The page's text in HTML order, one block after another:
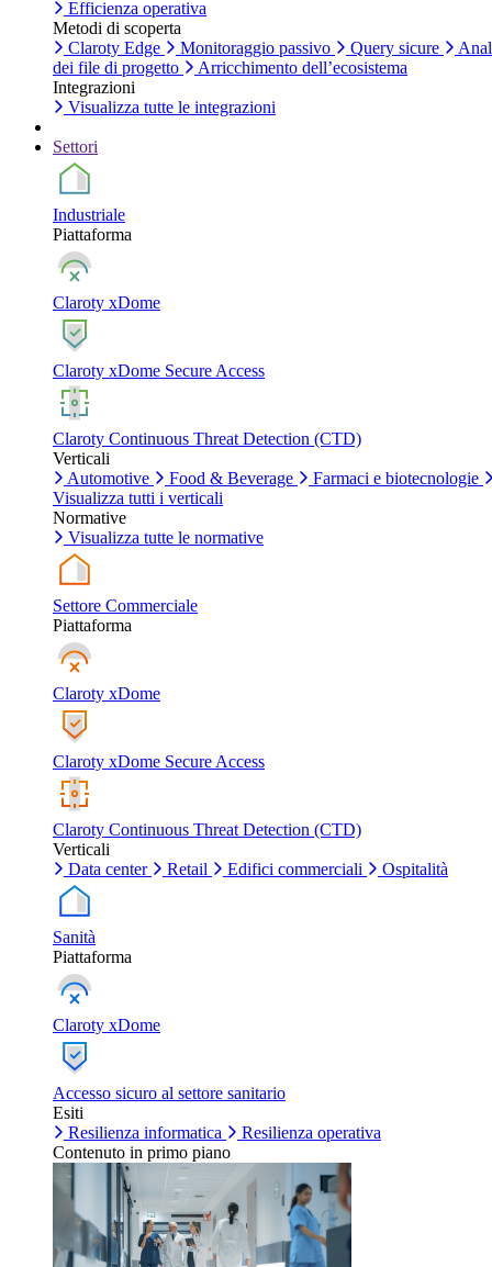
Efficienza operativa
Metodi di scoperta
Claroty Edge
Monitoraggio passivo Query sicure
dei file di progetto
Arricchimento dell’ecosistema
Integrazioni
Visualizza tutte le integrazioni
Settori
Industriale
Piattaforma
Claroty xDome
Claroty xDome Secure Access
Claroty Continuous Threat Detection (CTD)
Verticali
Automotive
Food & Beverage
Farmaci e biotecnologie
Visualizza tutti i verticali
Normative
Visualizza tutte le normative
Settore Commerciale
Piattaforma
Claroty xDome
Claroty xDome Secure Access
Claroty Continuous Threat Detection (CTD)
Verticali
Data center
Retail Edifici commerciali Ospitalità
Sanità
Piattaforma
Claroty xDome
Accesso sicuro al settore sanitario
Esiti
Resilienza informatica
Resilienza operativa
Contenuto in primo piano